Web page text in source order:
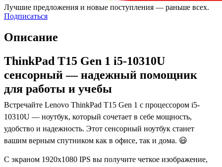
Лучшие предложения и новые поступления — раньше всех.
Подписаться
Описание